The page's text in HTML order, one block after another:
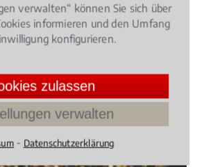
verwalten“ können Sie sich über
informieren und den Umfang
konfigurieren.
zulassen
verwalten
⁃ Datenschutzerklärung